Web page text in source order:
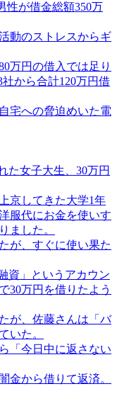
性が借金総額350万
動のストレスからギ
万円の借入では足り
から合計120万円借
宅への脅迫めいた電
た女子大生、30万円
京してきた大学1年
服代にお金を使いす
ました。
が、すぐに使い果た
資」というアカウン
30万円を借りたよう
が、佐藤さんは「バ
いた。
「今日中に返さない
金から借りて返済。